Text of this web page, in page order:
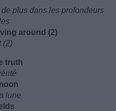
plus dans les profondeurs
around (2)
(2)
truth
lune